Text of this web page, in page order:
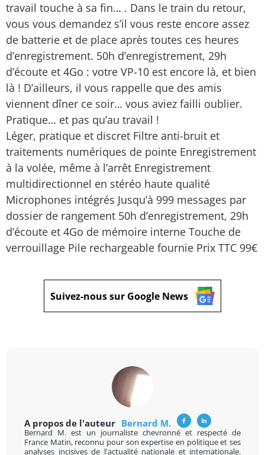
travail touche à sa fin… . Dans le train du retour,
vous vous demandez s’il vous reste encore assez
de batterie et de place après toutes ces heures
d’enregistrement. 50h d’enregistrement, 29h
d’écoute et 4Go : votre VP-10 est encore là, et bien
là ! D’ailleurs, il vous rappelle que des amis
viennent dîner ce soir… vous aviez failli oublier.
Pratique… et pas qu’au travail !
Léger, pratique et discret Filtre anti-bruit et
traitements numériques de pointe Enregistrement
à la volée, même à l’arrêt Enregistrement
multidirectionnel en stéréo haute qualité
Microphones intégrés Jusqu’à 999 messages par
dossier de rangement 50h d’enregistrement, 29h
d’écoute et 4Go de mémoire interne Touche de
verrouillage Pile rechargeable fournie Prix TTC 99€
Suivez-nous sur Google News
A propos de l'auteur Bernard M.
Bernard M. est un journaliste chevronné et respecté de
France Matin, reconnu pour son expertise en politique et ses
analyses incisives de l'actualité nationale et internationale.